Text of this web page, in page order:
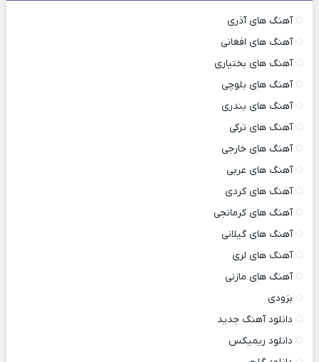
آهنگ های آذری
آهنگ های افغانی
آهنگ های بختیاری
آهنگ های بلوچی
آهنگ های بندری
آهنگ های ترکی
آهنگ های خارجی
آهنگ های عربی
آهنگ های کردی
آهنگ های کرمانجی
آهنگ های گیلانی
آهنگ های لری
آهنگ های مازنی
بزودی
دانلود آهنگ جدید
دانلود ریمیکس